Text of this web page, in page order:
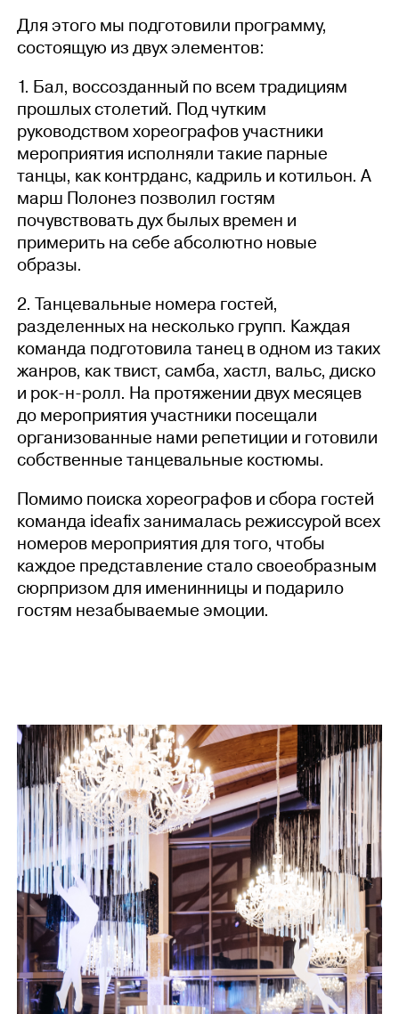
Для этого мы подготовили программу,
состоящую из двух элементов:
1. Бал, воссозданный по всем традициям
прошлых столетий. Под чутким
руководством хореографов участники
мероприятия исполняли такие парные
танцы, как контрданс, кадриль и котильон. А
марш Полонез позволил гостям
почувствовать дух былых времен и
примерить на себе абсолютно новые
образы.
2. Танцевальные номера гостей,
разделенных на несколько групп. Каждая
команда подготовила танец в одном из таких
жанров, как твист, самба, хастл, вальс, диско
и рок-н-ролл. На протяжении двух месяцев
до мероприятия участники посещали
организованные нами репетиции и готовили
собственные танцевальные костюмы.
Помимо поиска хореографов и сбора гостей
команда ideafix занималась режиссурой всех
номеров мероприятия для того, чтобы
каждое представление стало своеобразным
сюрпризом для именинницы и подарило
гостям незабываемые эмоции.